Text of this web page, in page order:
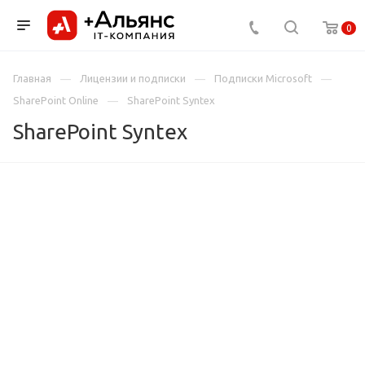
0
Главная Лицензии и подписки
Подписки Microsoft
SharePoint Online
SharePoint Syntex
SharePoint Syntex